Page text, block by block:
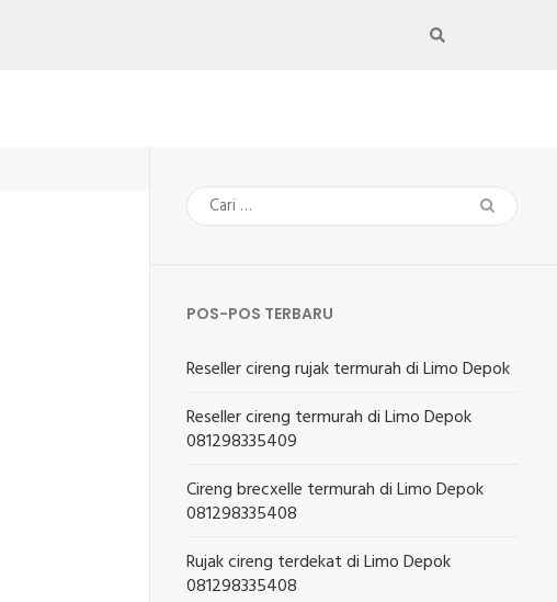
Cari
untuk:
POS-POS TERBARU
Reseller cireng rujak termurah di Limo Depok
Reseller cireng termurah di Limo Depok
081298335409
Cireng brecxelle termurah di Limo Depok
081298335408
Rujak cireng terdekat di Limo Depok
081298335408